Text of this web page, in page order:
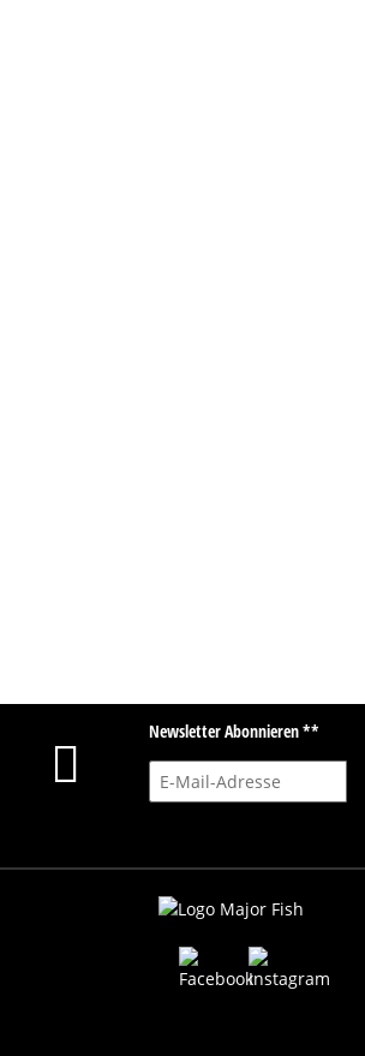
Newsletter Abonnieren **
E-Mail-Adresse